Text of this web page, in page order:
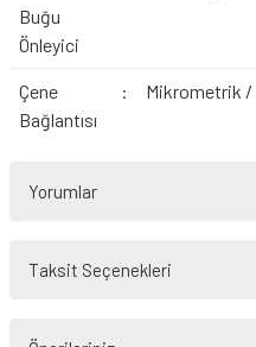
Buğu
Önleyici
Çene
Bağlantısı
: Mikrometrik /
Yorumlar
Taksit Seçenekleri